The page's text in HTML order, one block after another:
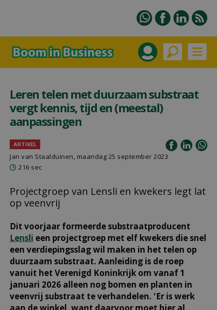
Leren telen met duurzaam substraat
vergt kennis, tijd en (meestal)
aanpassingen
ARTIKEL
Jan van Staalduinen, maandag 25 september 2023
216 sec
Projectgroep van Lensli en kwekers legt lat
op veenvrij
Dit voorjaar formeerde substraatproducent
Lensli een projectgroep met elf kwekers die snel
een verdiepingsslag wil maken in het telen op
duurzaam substraat. Aanleiding is de roep
vanuit het Verenigd Koninkrijk om vanaf 1
januari 2026 alleen nog bomen en planten in
veenvrij substraat te verhandelen. 'Er is werk